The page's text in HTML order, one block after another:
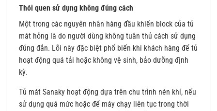
Thói quen sử dụng không đúng cách
Một trong các nguyên nhân hàng đầu khiến block của tủ
mát hỏng là do người dùng không tuân thủ cách sử dụng
đúng đắn. Lỗi này đặc biệt phổ biến khi khách hàng để tủ
hoạt động quá tải hoặc không vệ sinh, bảo dưỡng định
kỳ.
Tủ mát Sanaky hoạt động dựa trên chu trình nén khí, nếu
sử dụng quá mức hoặc để máy chạy liên tục trong thời